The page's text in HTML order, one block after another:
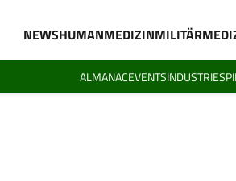
NEWSHUMANMEDIZIN
ALMANACEVENTS